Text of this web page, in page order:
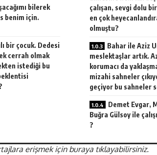
bilerek
benim için.
bir çocuk. Dedesi
cerrah olmak
istediği bu
çalışan, sevgi dolu
en çok
olmuştu?
Bahar ile Aziz
meslektaşlar artık.
korumacı da
mizahi sahneler
geçiyor bu sahneler
Demet Evgar,
Buğra Gülsoy ile
?
erişmek için buraya tıklayabilirsiniz.